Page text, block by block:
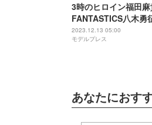
3時のヒロイン福田麻
FANTASTICS八木勇
求める条件は？息ぴ
から思わぬ指摘も＜
2023.12.13 05:00
モデルプレス
あなたにおす